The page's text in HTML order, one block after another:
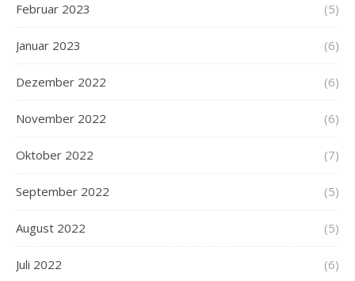
Februar 2023 (5)
Januar 2023 (6)
Dezember 2022 (6)
November 2022 (6)
Oktober 2022 (7)
September 2022 (5)
August 2022 (5)
Juli 2022 (6)